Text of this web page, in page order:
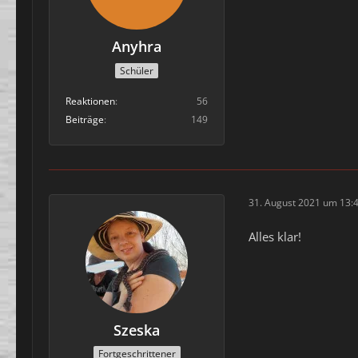
Anyhra
Schüler
Reaktionen
56
Beiträge
149
Szeska
Fortgeschrittener
31. August 2021 um
Alles klar!